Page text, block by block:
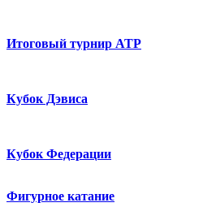
Итоговый турнир ATP
Кубок Дэвиса
Кубок Федерации
Фигурное катание